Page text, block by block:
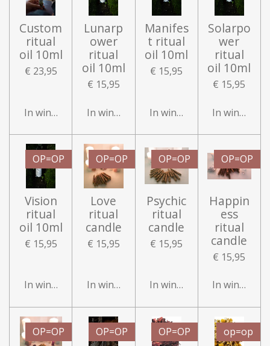
Custom
ritual
oil 10ml
€ 23,95
In winkelwagen
Lunarp
ower
ritual
oil 10ml
€ 15,95
In winkelwagen
Manifes
t ritual
oil 10ml
€ 15,95
In winkelwagen
Solarpo
wer
ritual
oil 10ml
€ 15,95
In
OP=OP
Vision
ritual
oil 10ml
€ 15,95
In winkelwagen
OP=OP
Love
ritual
candle
€ 15,95
In winkelwagen
OP=OP
Psychic
ritual
candle
€ 15,95
In winkelwagen
OP=OP
Happin
ess
ritual
candle
€ 15,95
In
OP=OP OP=OP OP=OP op=op